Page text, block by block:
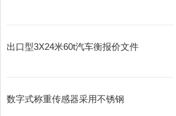
出口型3X24米60t汽车衡报价文件
数字式称重传感器采用不锈钢